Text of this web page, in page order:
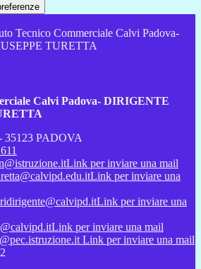
Tecnico Commerciale Calvi Padova-
TURETTA
Calvi Padova- DIRIGENTE
35123 PADOVA
Link per inviare una mail
Link per inviare una
Link per inviare una
Link per inviare una mail
Link per inviare una mail